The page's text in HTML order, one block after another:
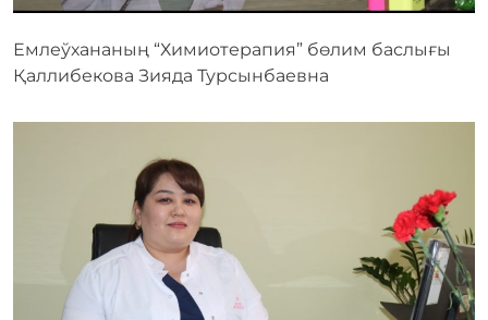
Емлеўхананың “Химиотерапия” бөлим баслығы
Қаллибекова Зияда Турсынбаевна